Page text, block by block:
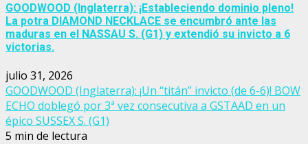
GOODWOOD (Inglaterra): ¡Estableciendo dominio pleno!
La potra DIAMOND NECKLACE se encumbró ante las
maduras en el NASSAU S. (G1) y extendió su invicto a 6
victorias.
julio 31, 2026
GOODWOOD (Inglaterra): ¡Un “titán” invicto (de 6-6)! BOW
ECHO doblegó por 3ª vez consecutiva a GSTAAD en un
épico SUSSEX S. (G1)
5 min de lectura